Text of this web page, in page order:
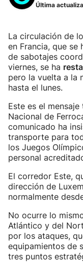
Última
La circulación de
en Francia, que
de sabotajes
viernes, se ha
pero la vuelta a la
hasta el lunes.
Este es el
Nacional de
comunicado ha
transporte para
los Juegos
personal
El corredor Este,
dirección de
normalmente
No ocurre lo
Atlántico y del
por los ataques,
equipamientos de
tres puntos